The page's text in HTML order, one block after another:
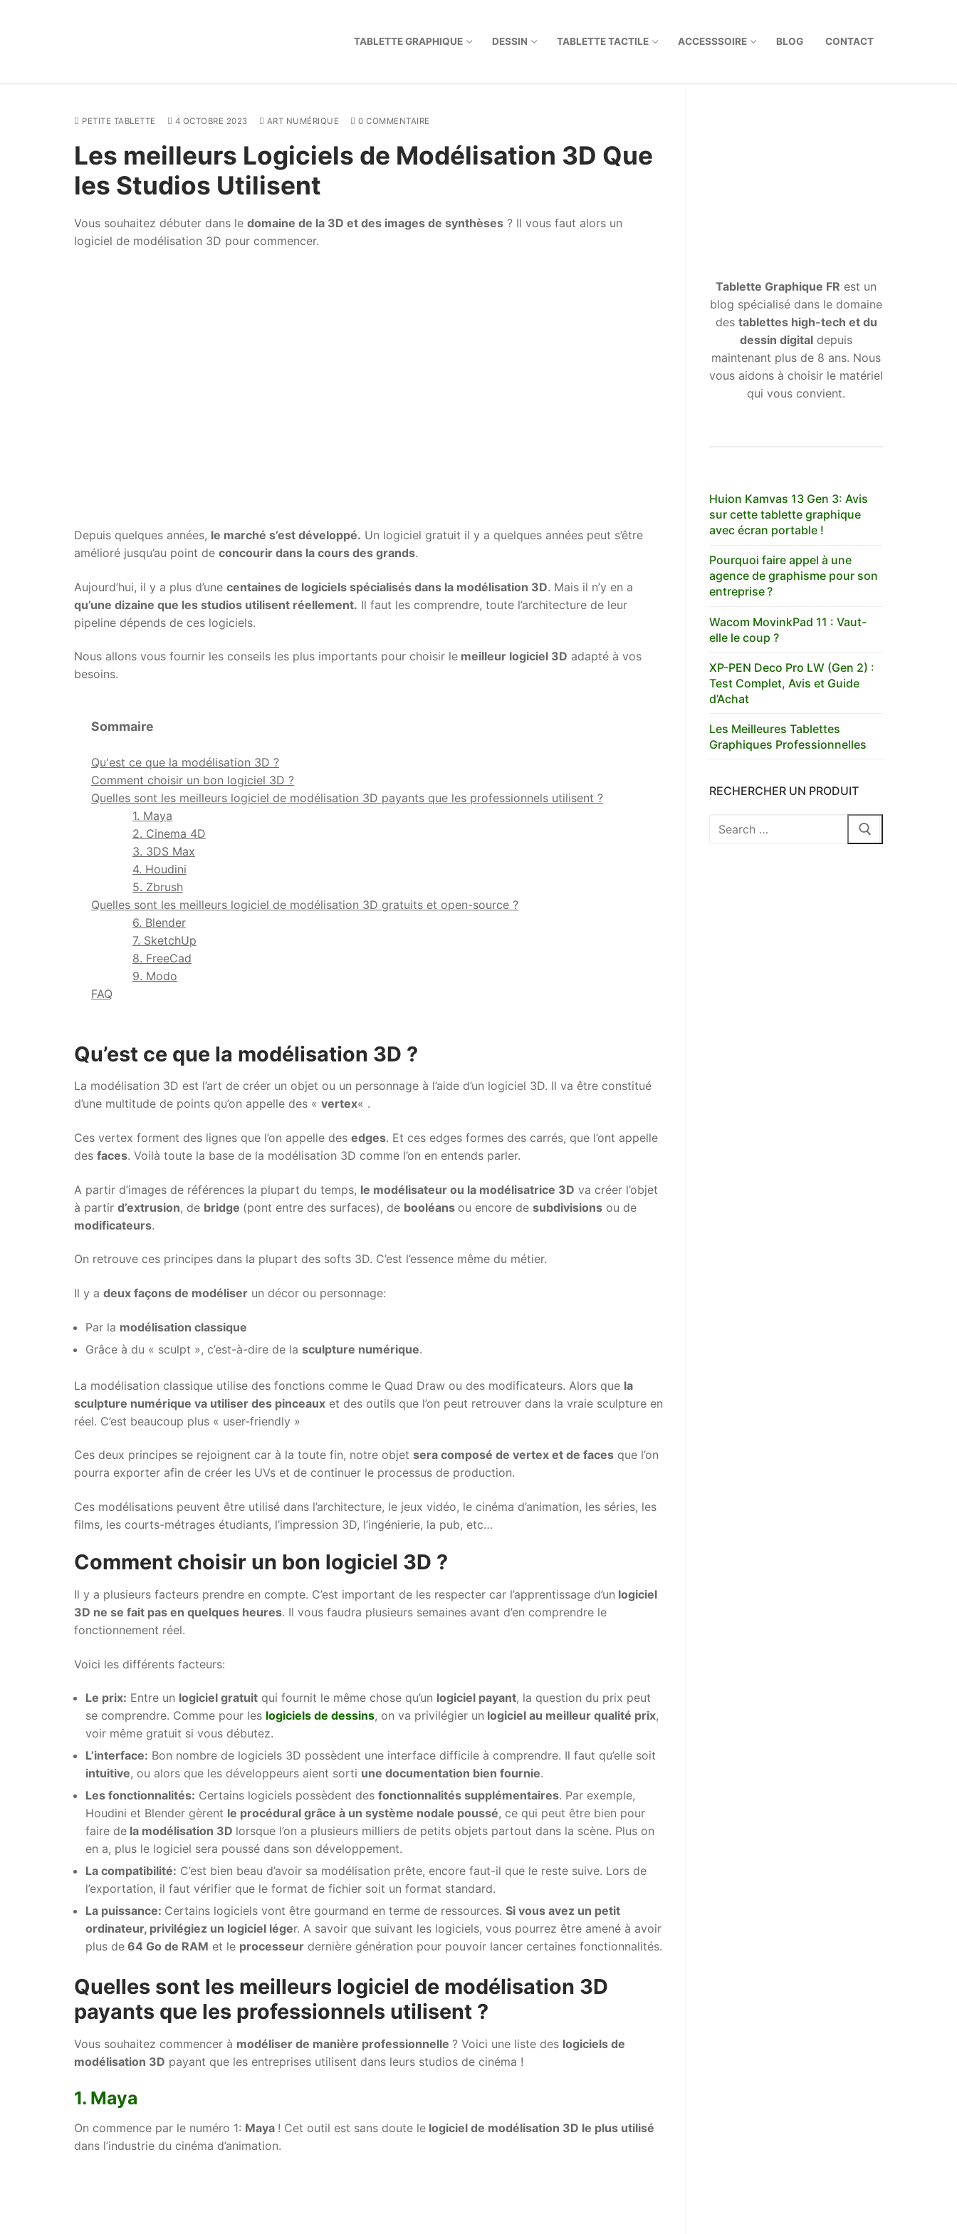
TABLETTE GRAPHIQUE DESSIN TABLETTE TACTILE ACCESSSOIRE BLOG CONTACT
PETITE TABLETTE 4 OCTOBRE 2023 ART NUMÉRIQUE 0 COMMENTAIRE
Les meilleurs Logiciels de Modélisation 3D Que
les Studios Utilisent
Vous souhaitez débuter dans le domaine de la 3D et des images de synthèses ? Il vous faut alors un
logiciel de modélisation 3D pour commencer.
Depuis quelques années, le marché s’est développé. Un logiciel gratuit il y a quelques années peut s’être
amélioré jusqu’au point de concourir dans la cours des grands.
Aujourd’hui, il y a plus d’une centaines de logiciels spécialisés dans la modélisation 3D. Mais il n’y en a
qu’une dizaine que les studios utilisent réellement. Il faut les comprendre, toute l’architecture de leur
pipeline dépends de ces logiciels.
Nous allons vous fournir les conseils les plus importants pour choisir le meilleur logiciel 3D adapté à vos
besoins.
Sommaire
Qu'est ce que la modélisation 3D ?
Comment choisir un bon logiciel 3D ?
Quelles sont les meilleurs logiciel de modélisation 3D payants que les professionnels utilisent ?
1. Maya
2. Cinema 4D
3. 3DS Max
4. Houdini
5. Zbrush
Quelles sont les meilleurs logiciel de modélisation 3D gratuits et open-source ?
6. Blender
7. SketchUp
8. FreeCad
9. Modo
FAQ
Qu’est ce que la modélisation 3D ?
La modélisation 3D est l’art de créer un objet ou un personnage à l’aide d’un logiciel 3D. Il va être constitué
d’une multitude de points qu’on appelle des « vertex« .
Ces vertex forment des lignes que l’on appelle des edges. Et ces edges formes des carrés, que l’ont appelle
des faces. Voilà toute la base de la modélisation 3D comme l’on en entends parler.
A partir d’images de références la plupart du temps, le modélisateur ou la modélisatrice 3D va créer l’objet
à partir d’extrusion, de bridge (pont entre des surfaces), de booléans ou encore de subdivisions ou de
modificateurs.
On retrouve ces principes dans la plupart des softs 3D. C’est l’essence même du métier.
Il y a deux façons de modéliser un décor ou personnage:
Par la modélisation classique
Grâce à du « sculpt », c’est-à-dire de la sculpture numérique.
La modélisation classique utilise des fonctions comme le Quad Draw ou des modificateurs. Alors que la
sculpture numérique va utiliser des pinceaux et des outils que l’on peut retrouver dans la vraie sculpture en
réel. C’est beaucoup plus « user-friendly »
Ces deux principes se rejoignent car à la toute fin, notre objet sera composé de vertex et de faces que l’on
pourra exporter afin de créer les UVs et de continuer le processus de production.
Ces modélisations peuvent être utilisé dans l’architecture, le jeux vidéo, le cinéma d’animation, les séries, les
films, les courts-métrages étudiants, l’impression 3D, l’ingénierie, la pub, etc…
Comment choisir un bon logiciel 3D ?
Il y a plusieurs facteurs prendre en compte. C’est important de les respecter car l’apprentissage d’un logiciel
3D ne se fait pas en quelques heures. Il vous faudra plusieurs semaines avant d’en comprendre le
fonctionnement réel.
Voici les différents facteurs:
Le prix: Entre un logiciel gratuit qui fournit le même chose qu’un logiciel payant, la question du prix peut
se comprendre. Comme pour les logiciels de dessins, on va privilégier un logiciel au meilleur qualité prix,
voir même gratuit si vous débutez.
L’interface: Bon nombre de logiciels 3D possèdent une interface difficile à comprendre. Il faut qu’elle soit
intuitive, ou alors que les développeurs aient sorti une documentation bien fournie.
Les fonctionnalités: Certains logiciels possèdent des fonctionnalités supplémentaires. Par exemple,
Houdini et Blender gèrent le procédural grâce à un système nodale poussé, ce qui peut être bien pour
faire de la modélisation 3D lorsque l’on a plusieurs milliers de petits objets partout dans la scène. Plus on
en a, plus le logiciel sera poussé dans son développement.
La compatibilité: C’est bien beau d’avoir sa modélisation prête, encore faut-il que le reste suive. Lors de
l’exportation, il faut vérifier que le format de fichier soit un format standard.
La puissance: Certains logiciels vont être gourmand en terme de ressources. Si vous avez un petit
ordinateur, privilégiez un logiciel léger. A savoir que suivant les logiciels, vous pourrez être amené à avoir
plus de 64 Go de RAM et le processeur dernière génération pour pouvoir lancer certaines fonctionnalités.
Quelles sont les meilleurs logiciel de modélisation 3D
payants que les professionnels utilisent ?
Vous souhaitez commencer à modéliser de manière professionnelle ? Voici une liste des logiciels de
modélisation 3D payant que les entreprises utilisent dans leurs studios de cinéma !
1. Maya
On commence par le numéro 1: Maya ! Cet outil est sans doute le logiciel de modélisation 3D le plus utilisé
dans l’industrie du cinéma d’animation.
Tablette Graphique FR est un
blog spécialisé dans le domaine
des tablettes high-tech et du
dessin digital depuis
maintenant plus de 8 ans. Nous
vous aidons à choisir le matériel
qui vous convient.
Huion Kamvas 13 Gen 3: Avis
sur cette tablette graphique
avec écran portable !
Pourquoi faire appel à une
agence de graphisme pour son
entreprise ?
Wacom MovinkPad 11 : Vaut-
elle le coup ?
XP-PEN Deco Pro LW (Gen 2) :
Test Complet, Avis et Guide
d’Achat
Les Meilleures Tablettes
Graphiques Professionnelles
RECHERCHER UN PRODUIT
Rechercher